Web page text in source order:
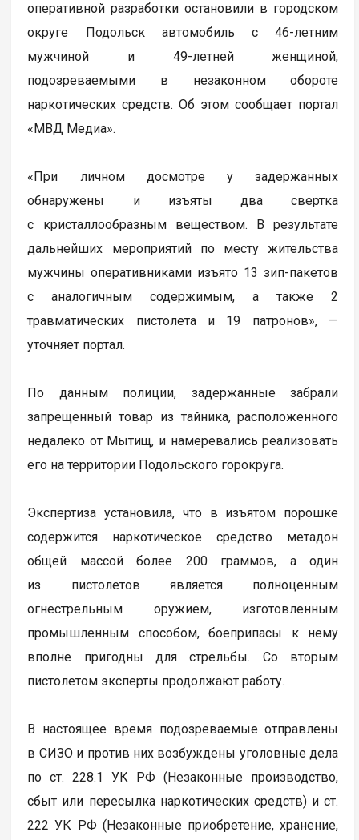
оперативной разработки остановили в городском
округе Подольск автомобиль с 46-летним
мужчиной и 49-летней женщиной,
подозреваемыми в незаконном обороте
наркотических средств. Об этом сообщает портал
«МВД Медиа».
«При личном досмотре у задержанных
обнаружены и изъяты два свертка
с кристаллообразным веществом. В результате
дальнейших мероприятий по месту жительства
мужчины оперативниками изъято 13 зип-пакетов
с аналогичным содержимым, а также 2
травматических пистолета и 19 патронов», —
уточняет портал.
По данным полиции, задержанные забрали
запрещенный товар из тайника, расположенного
недалеко от Мытищ, и намеревались реализовать
его на территории Подольского горокруга.
Экспертиза установила, что в изъятом порошке
содержится наркотическое средство метадон
общей массой более 200 граммов, а один
из пистолетов является полноценным
огнестрельным оружием, изготовленным
промышленным способом, боеприпасы к нему
вполне пригодны для стрельбы. Со вторым
пистолетом эксперты продолжают работу.
В настоящее время подозреваемые отправлены
в СИЗО и против них возбуждены уголовные дела
по ст. 228.1 УК РФ (Незаконные производство,
сбыт или пересылка наркотических средств) и ст.
222 УК РФ (Незаконные приобретение, хранение,